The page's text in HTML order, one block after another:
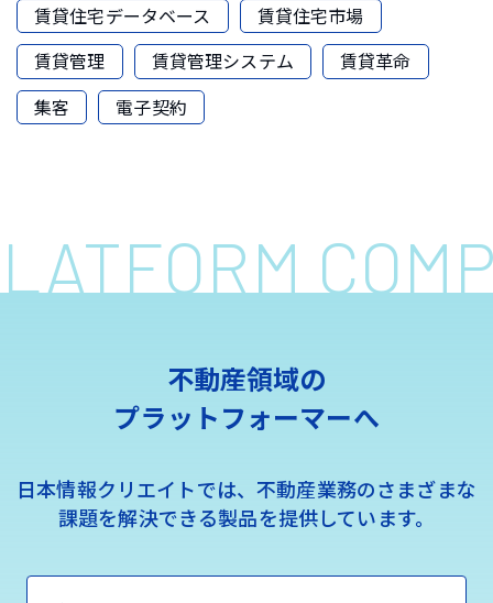
賃貸住宅データベース
賃貸住宅市場
賃貸管理
賃貸管理システム
賃貸革命
集客
電子契約
不動産領域の
プラットフォーマーへ
日本情報クリエイトでは、不動産業務のさまざまな
課題を解決できる製品を提供しています。